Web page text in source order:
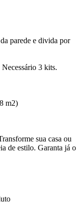
parede e divida por
3 kits.
m2)
sua casa ou
de estilo. Garanta já o